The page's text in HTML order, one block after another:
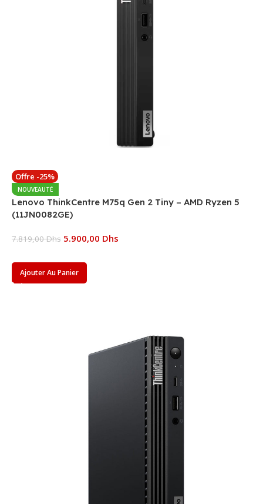
Offre -25%
NOUVEAUTÉ
Lenovo ThinkCentre M75q Gen 2 Tiny – AMD Ryzen 5
(11JN0082GE)
7.819,00Dhs 5.900,00 Dhs
Ajouter Au Panier